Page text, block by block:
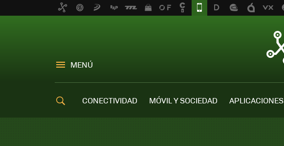
MENÚ
CONECTIVIDAD MÓVIL Y SOCIEDAD APLICACIONES